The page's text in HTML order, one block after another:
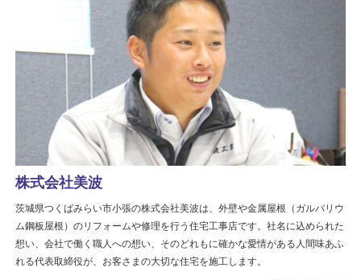
株式会社美波
茨城県つくばみらい市小張の株式会社美波は、外壁や金属屋根（ガルバリウ
ム鋼板屋根）のリフォームや修理を行う住宅工事店です。社名に込められた
想い、会社で働く職人への想い、そのどれもに確かな愛情がある人間味あふ
れる代表取締役が、お客さまの大切な住宅を施工します。